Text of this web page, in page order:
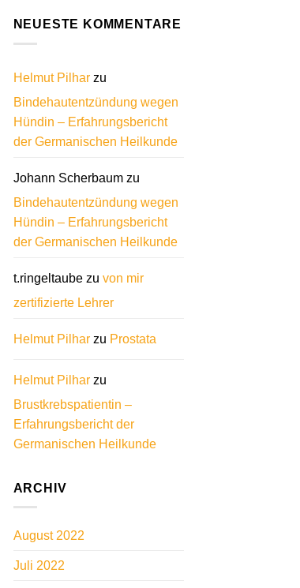
NEUESTE KOMMENTARE
Helmut Pilharzu
Bindehautentzündung wegen
Hündin – Erfahrungsbericht
der Germanischen Heilkunde
Johann Scherbaumzu
Bindehautentzündung wegen
Hündin – Erfahrungsbericht
der Germanischen Heilkunde
t.ringeltaubezu von mir
zertifizierte Lehrer
Helmut Pilharzu Prostata
Helmut Pilharzu
Brustkrebspatientin –
Erfahrungsbericht der
Germanischen Heilkunde
ARCHIV
August 2022
Juli 2022